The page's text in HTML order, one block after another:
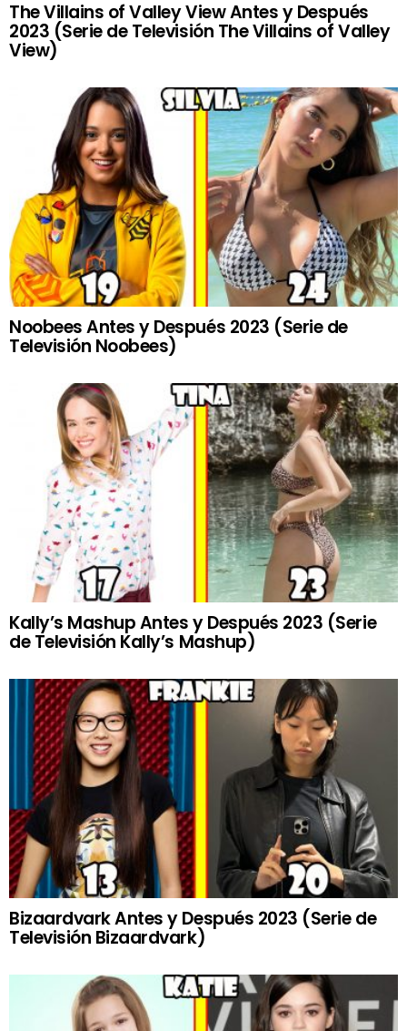
The Villains of Valley View Antes y Después
2023 (Serie de Televisión The Villains of Valley
View)
Noobees Antes y Después 2023 (Serie de
Televisión Noobees)
Kally’s Mashup Antes y Después 2023 (Serie
de Televisión Kally’s Mashup)
Bizaardvark Antes y Después 2023 (Serie de
Televisión Bizaardvark)